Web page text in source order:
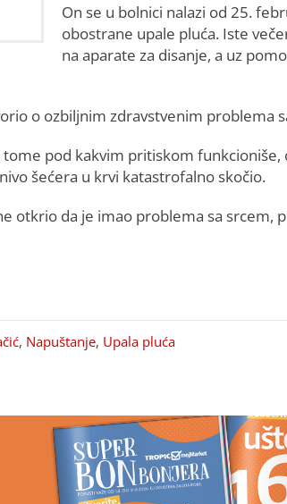
On se u bolnici nalazi od 25.
obostrane upale pluća. Iste
na aparate za disanje, a uz
o ozbiljnim zdravstvenim problema
pod kakvim pritiskom
šećera u krvi katastrofalno skočio.
otkrio da je imao problema sa srcem,
, Napuštanje, Upala pluća